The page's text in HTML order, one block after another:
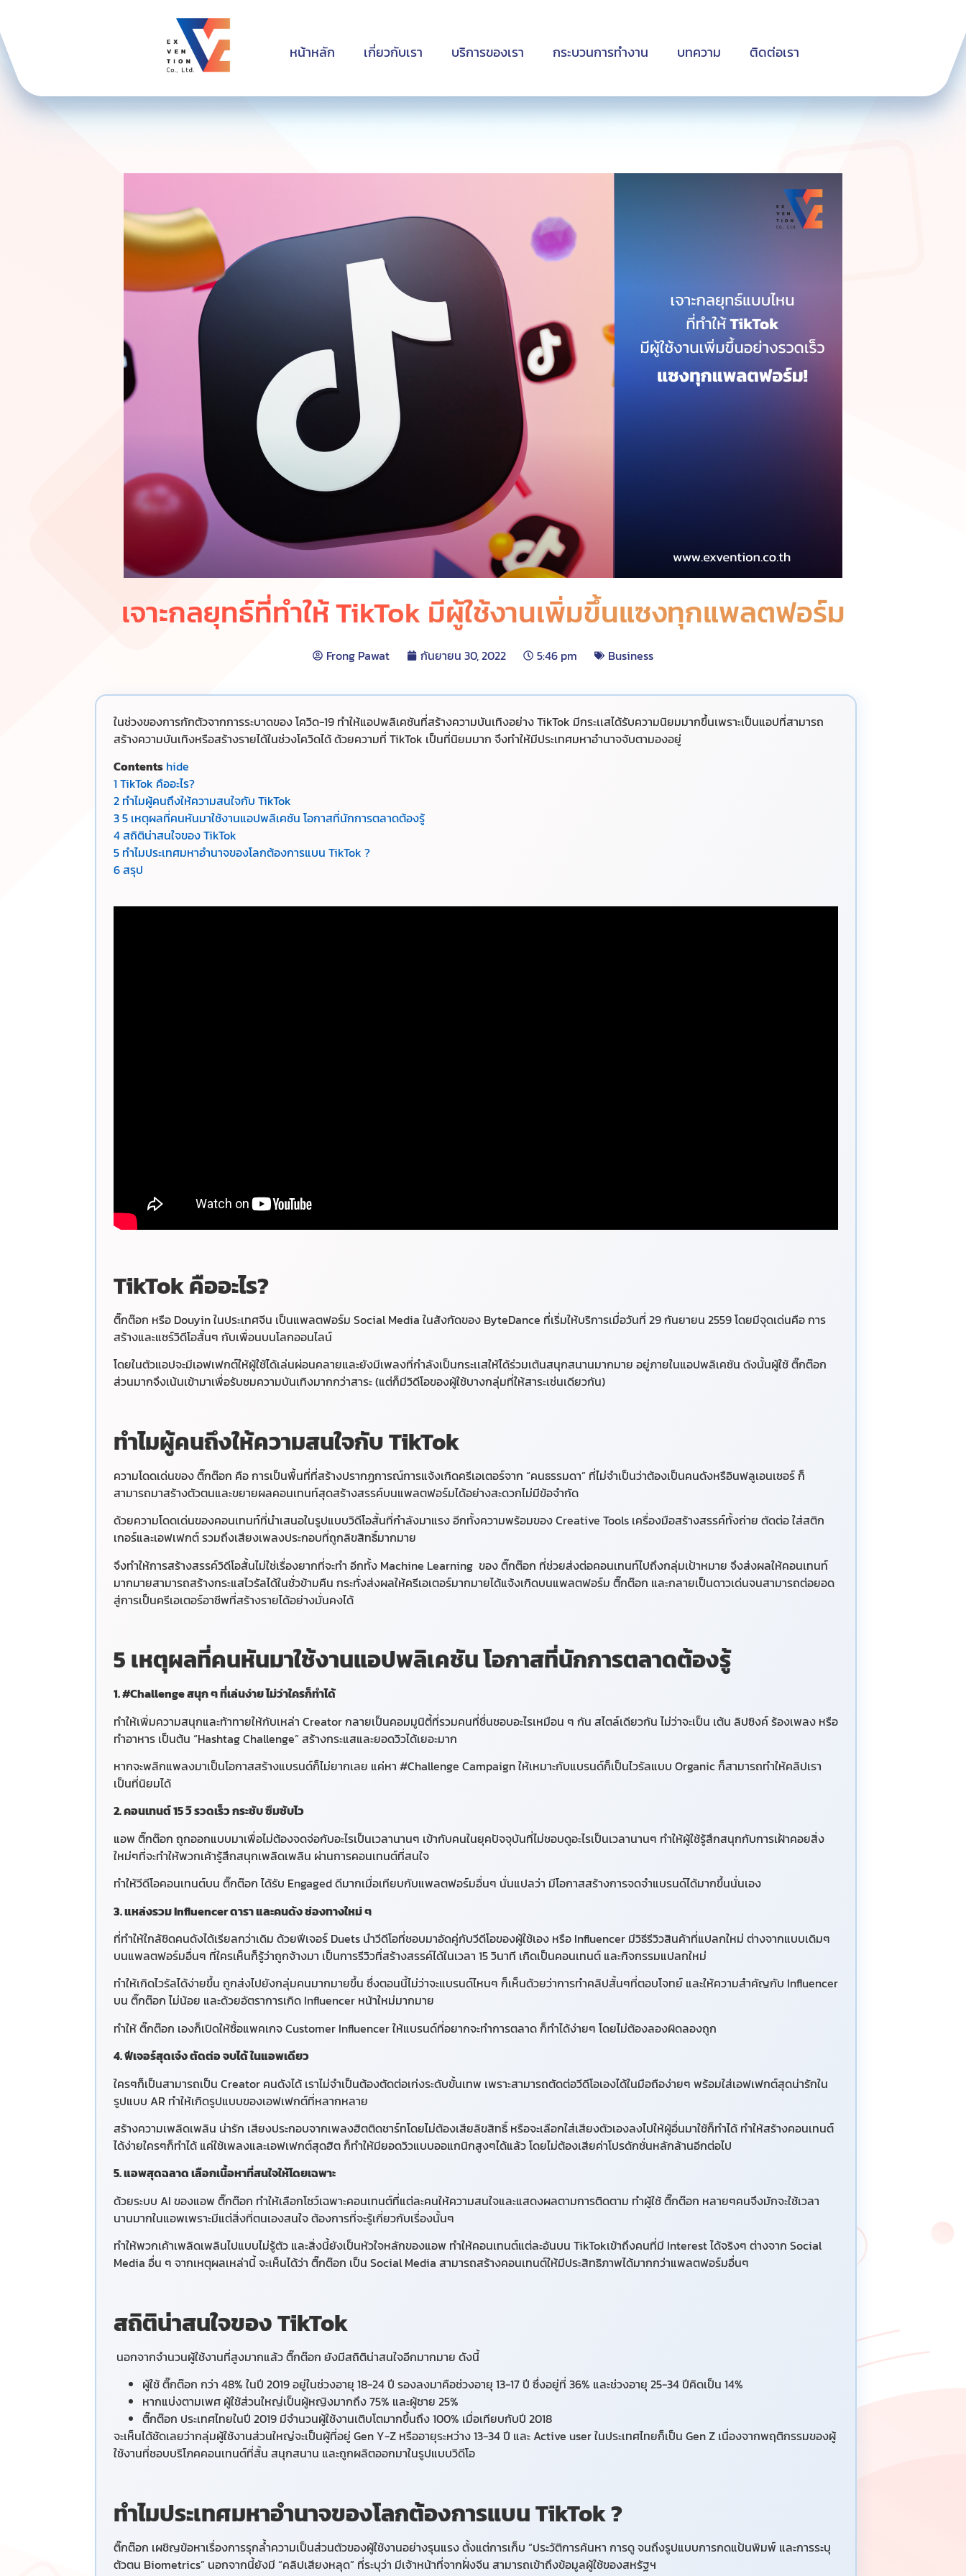
หน้าหลัก เกี่ยวกับเรา บริการของเรา กระบวนการทำงาน บทความ ติดต่อเรา
เจาะกลยุทธ์ที่ทำให้ TikTok มีผู้ใช้งานเพิ่มขึ้นแซงทุกแพลตฟอร์ม
Frong Pawat กันยายน 30, 2022 5:46 pm Business
ในช่วงของการกักตัวจากการระบาดของ โควิด-19 ทำให้แอปพลิเคชันที่สร้างความบันเทิงอย่าง TikTok มีกระเเสได้รับความนิยมมากขึ้นเพราะเป็นแอปที่สามารถ
สร้างความบันเทิงหรือสร้างรายได้ในช่วงโควิดได้ ด้วยความที่ TikTok เป็นที่นิยมมาก จึงทำให้มีประเทศมหาอำนาจจับตามองอยู่
Contents hide
1 TikTok คืออะไร?
2 ทำไมผู้คนถึงให้ความสนใจกับ TikTok
35 เหตุผลที่คนหันมาใช้งานแอปพลิเคชัน โอกาสที่นักการตลาดต้องรู้
4สถิติน่าสนใจของ TikTok
5 ทำไมประเทศมหาอำนาจของโลกต้องการแบน TikTok ?
6สรุป
TikTok คืออะไร?
ติ๊กต๊อก หรือ Douyin ในประเทศจีน เป็นแพลตฟอร์ม Social Media ในสังกัดของ ByteDance ที่เริ่มให้บริการเมื่อวันที่ 29 กันยายน 2559 โดยมีจุดเด่นคือ การ
สร้างและแชร์วิดีโอสั้นๆ กับเพื่อนบนโลกออนไลน์
โดยในตัวแอปจะมีเอฟเฟกต์ให้ผู้ใช้ได้เล่นผ่อนคลายและยังมีเพลงที่กำลังเป็นกระเเสให้ได้ร่วมเต้นสนุกสนานมากมาย อยู่ภายในแอปพลิเคชัน ดังนั้นผู้ใช้ ติ๊กต๊อก
ส่วนมากจึงเน้นเข้ามาเพื่อรับชมความบันเทิงมากกว่าสาระ (แต่ก็มีวิดีโอของผู้ใช้บางกลุ่มที่ให้สาระเช่นเดียวกัน)
ทำไมผู้คนถึงให้ความสนใจกับ TikTok
ความโดดเด่นของ ติ๊กต๊อก คือ การเป็นพื้นที่ที่สร้างปรากฏการณ์การแจ้งเกิดครีเอเตอร์จาก “คนธรรมดา” ที่ไม่จำเป็นว่าต้องเป็นคนดังหรือินฟลูเอนเซอร์ ก็
สามารถมาสร้างตัวตนและขยายผลคอนเทนท์สุดสร้างสรรค์บนแพลตฟอร์มได้อย่างสะดวกไม่มีข้อจำกัด
ด้วยความโดดเด่นของคอนเทนท์ที่นำเสนอในรูปแบบวิดีโอสั้นที่กำลังมาแรง อีกทั้งความพร้อมของ Creative Tools เครื่องมือสร้างสรรค์ทั้งถ่าย ตัดต่อ ใส่สติก
เกอร์และเอฟเฟกต์ รวมถึงเสียงเพลงประกอบที่ถูกลิขสิทธิ์มากมาย
จึงทำให้การสร้างสรรค์วิดีโอสั้นไม่ใช่เรื่องยากที่จะทำ อีกทั้ง Machine Learning ของ ติ๊กต๊อก ที่ช่วยส่งต่อคอนเทนท์ไปถึงกลุ่มเป้าหมาย จึงส่งผลให้คอนเทนท์
มากมายสามารถสร้างกระแสไวรัลได้ในชั่วข้ามคืน กระทั่งส่งผลให้ครีเอเตอร์มากมายได้แจ้งเกิดบนแพลตฟอร์ม ติ๊กต๊อก และกลายเป็นดาวเด่นจนสามารถต่อยอด
สู่การเป็นครีเอเตอร์อาชีพที่สร้างรายได้อย่างมั่นคงได้
5 เหตุผลที่คนหันมาใช้งานแอปพลิเคชัน โอกาสที่นักการตลาดต้องรู้
1. #Challenge สนุก ๆ ที่เล่นง่าย ไม่ว่าใครก็ทำได้
ทำให้เพิ่มความสนุกและท้าทายให้กับเหล่า Creator กลายเป็นคอมมูนิตี้ที่รวมคนที่ชื่นชอบอะไรเหมือน ๆ กัน สไตล์เดียวกัน ไม่ว่าจะเป็น เต้น ลิปซิงค์ ร้องเพลง หรือ
ทำอาหาร เป็นต้น “Hashtag Challenge” สร้างกระแสและยอดวิวได้เยอะมาก
หากจะพลิกแพลงมาเป็นโอกาสสร้างแบรนด์ก็ไม่ยากเลย แค่หา #Challenge Campaign ให้เหมาะกับแบรนด์ก็เป็นไวรัลแบบ Organic ก็สามารถทำให้คลิปเรา
เป็นที่นิยมได้
2. คอนเทนต์ 15 วิ รวดเร็ว กระชับ ซึมซับไว
แอพ ติ๊กต๊อก ถูกออกแบบมาเพื่อไม่ต้องจดจ่อกับอะไรเป็นเวลานานๆ เข้ากับคนในยุคปัจจุบันที่ไม่ชอบดูอะไรเป็นเวลานานๆ ทำให้ผู้ใช้รู้สึกสนุกกับการเฝ้าคอยสิ่ง
ใหม่ๆที่จะทำให้พวกเค้ารู้สึกสนุกเพลิดเพลิน ผ่านการคอนเทนต์ที่สนใจ
ทำให้วีดีโอคอนเทนต์บน ติ๊กต๊อก ได้รับ Engaged ดีมากเมื่อเทียบกับแพลตฟอร์มอื่นๆ นั่นแปลว่า มีโอกาสสร้างการจดจำแบรนด์ได้มากขึ้นนั่นเอง
3. แหล่งรวม Influencer ดารา และคนดัง ช่องทางใหม่ ๆ
ที่ทำให้ใกล้ชิดคนดังได้เรียลกว่าเดิม ด้วยฟีเจอร์ Duets นำวีดีโอที่ชอบมาอัดคู่กับวีดีโอของผู้ใช้เอง หรือ Influencer มีวิธีรีวิวสินค้าที่แปลกใหม่ ต่างจากแบบเดิมๆ
บนแพลตฟอร์มอื่นๆ ที่ใครเห็นก็รู้ว่าถูกจ้างมา เป็นการรีวิวที่สร้างสรรค์ได้ในเวลา 15 วินาที เกิดเป็นคอนเทนต์ และกิจกรรมแปลกใหม่
ทำให้เกิดไวรัลได้ง่ายขึ้น ถูกส่งไปยังกลุ่มคนมากมายขึ้น ซึ่งตอนนี้ไม่ว่าจะแบรนด์ไหนๆ ก็เห็นด้วยว่าการทำคลิปสั้นๆที่ตอบโจทย์ และให้ความสำคัญกับ Influencer
บน ติ๊กต๊อก ไม่น้อย และด้วยอัตราการเกิด Influencer หน้าใหม่มากมาย
ทำให้ ติ๊กต๊อก เองก็เปิดให้ซื้อแพคเกจ Customer Influencer ให้แบรนด์ที่อยากจะทำการตลาด ก็ทำได้ง่ายๆ โดยไม่ต้องลองผิดลองถูก
4. ฟีเจอร์สุดเจ๋ง ตัดต่อ จบได้ ในแอพเดียว
ใครๆก็เป็นสามารถเป็น Creator คนดังได้ เราไม่จำเป็นต้องตัดต่อเก่งระดับขั้นเทพ เพราะสามารถตัดต่อวีดีโอเองได้ในมือถือง่ายๆ พร้อมใส่เอฟเฟกต์สุดน่ารักใน
รูปแบบ AR ทำให้เกิดรูปแบบของเอฟเฟกต์ที่หลากหลาย
สร้างความเพลิดเพลิน น่ารัก เสียงประกอบจากเพลงฮิตติดชาร์ทโดยไม่ต้องเสียลิขสิทธิ์ หรือจะเลือกใส่เสียงตัวเองลงไปให้ผู้อื่นมาใช้ก็ทำได้ ทำให้สร้างคอนเทนต์
ได้ง่ายใครๆก็ทำได้ แค่ใช้เพลงและเอฟเฟกต์สุดฮิต ก็ทำให้มียอดวิวแบบออแกนิกสูงๆได้แล้ว โดยไม่ต้องเสียค่าโปรดักชั่นหลักล้านอีกต่อไป
5. แอพสุดฉลาด เลือกเนื้อหาที่สนใจให้โดยเฉพาะ
ด้วยระบบ AI ของแอพ ติ๊กต๊อก ทำให้เลือกโชว์เฉพาะคอนเทนต์ที่แต่ละคนให้ความสนใจและแสดงผลตามการติดตาม ทำผู้ใช้ ติ๊กต๊อก หลายๆคนจึงมักจะใช้เวลา
นานมากในแอพเพราะมีแต่สิ่งที่ตนเองสนใจ ต้องการที่จะรู้เกี่ยวกับเรื่องนั้นๆ
ทำให้พวกเค้าเพลิดเพลินไปแบบไม่รู้ตัว และสิ่งนี้ยังเป็นหัวใจหลักของแอพ ทำให้คอนเทนต์แต่ละอันบน TikTokเข้าถึงคนที่มี Interest ได้จริงๆ ต่างจาก Social
Media อื่น ๆ จากเหตุผลเหล่านี้ จะเห็นได้ว่า ติ๊กต๊อก เป็น Social Media สามารถสร้างคอนเทนต์ให้มีประสิทธิภาพได้มากกว่าแพลตฟอร์มอื่นๆ
สถิติน่าสนใจของ TikTok
นอกจากจำนวนผู้ใช้งานที่สูงมากแล้ว ติ๊กต๊อก ยังมีสถิติน่าสนใจอีกมากมาย ดังนี้
ผู้ใช้ ติ๊กต๊อก กว่า 48% ในปี 2019 อยู่ในช่วงอายุ 18-24 ปี รองลงมาคือช่วงอายุ 13-17 ปี ซึ่งอยู่ที่ 36% และช่วงอายุ 25-34 ปีคิดเป็น 14%
หากแบ่งตามเพศ ผู้ใช้ส่วนใหญ่เป็นผู้หญิงมากถึง 75% และผู้ชาย 25%
ติ๊กต๊อก ประเทศไทยในปี 2019 มีจำนวนผู้ใช้งานเติบโตมากขึ้นถึง 100% เมื่อเทียบกับปี 2018
จะเห็นได้ชัดเลยว่ากลุ่มผู้ใช้งานส่วนใหญ่จะเป็นผู้ที่อยู่ Gen Y-Z หรืออายุระหว่าง 13-34 ปี และ Active user ในประเทศไทยก็เป็น Gen Z เนื่องจากพฤติกรรมของผู้
ใช้งานที่ชอบบริโภคคอนเทนต์ที่สั้น สนุกสนาน และถูกผลิตออกมาในรูปแบบวิดีโอ
ทำไมประเทศมหาอำนาจของโลกต้องการแบนTikTok ?
ติ๊กต๊อก เผชิญข้อหาเรื่องการรุกล้ำความเป็นส่วนตัวของผู้ใช้งานอย่างรุนแรง ตั้งแต่การเก็บ “ประวัติการค้นหา การดู จนถึงรูปแบบการกดแป้นพิมพ์ และการระบุ
ตัวตน Biometrics” นอกจากนี้ยังมี “คลิปเสียงหลุด” ที่ระบุว่า มีเจ้าหน้าที่จากฝั่งจีน สามารถเข้าถึงข้อมูลผู้ใช้ของสหรัฐฯ